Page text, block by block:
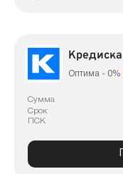
Кредиска
Оптима - 0%
Сумма
Срок
ПСК